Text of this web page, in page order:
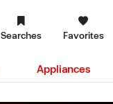
Searches Favorites
Appliances